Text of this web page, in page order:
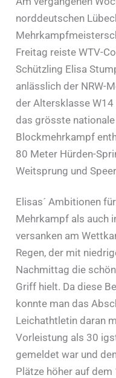
norddeutschen
Freitag reiste WTV-
Schützling Elisa
anlässlich der NRW-
der Altersklasse
das grösste
Blockmehrkampf
80 Meter Hürden-
Weitsprung und
Elisas´ Ambitionen
Mehrkampf als auch
versanken am
Regen, der mit
Nachmittag die
Griff hielt. Da diese
konnte man das
Leichathtletin daran
Vorleistung als 30
gemeldet war und
Plätze höher auf